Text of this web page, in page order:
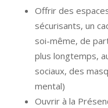
Offrir des
sécurisants, un
soi-même, de
plus longtemps,
sociaux, des
mental)
Ouvrir à la